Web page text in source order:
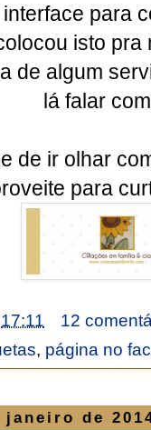
para
isto
de algum
lá falar
de ir olhar
para
17:11
12
, página no
de